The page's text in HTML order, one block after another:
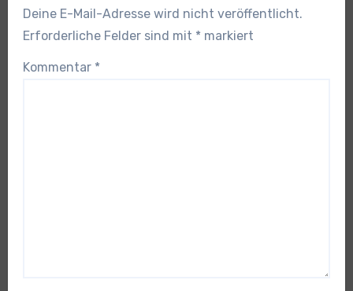
Deine E-Mail-Adresse wird nicht veröffentlicht.
Erforderliche Felder sind mit * markiert
Kommentar *